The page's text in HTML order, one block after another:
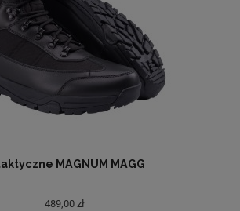
MAGNUM MAGG
489,00 zł